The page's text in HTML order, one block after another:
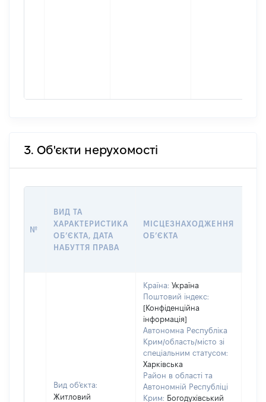
3. Об'єкти нерухомості
№
ВИД ТА
ХАРАКТЕРИСТИКА
ОБʼЄКТА, ДАТА
НАБУТТЯ ПРАВА
МІСЦЕЗНАХОДЖЕННЯ
ОБʼЄКТА
Вид об'єкта:
Житловий
Країна: Україна
Поштовий індекс:
[Конфіденційна
інформація]
Автономна Республіка
Крим/область/місто зі
спеціальним статусом:
Харківська
Район в області та
Автономній Республіці
Крим: Богодухівський